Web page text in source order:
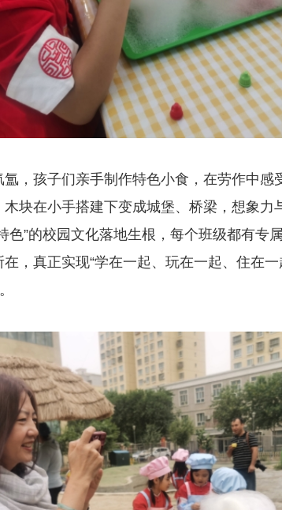
氲，孩子们亲手制作特色小食，在劳作中感
木块在小手搭建下变成城堡、桥梁，想象力
色”的校园文化落地生根，每个班级都有专
，真正实现“学在一起、玩在一起、住在一